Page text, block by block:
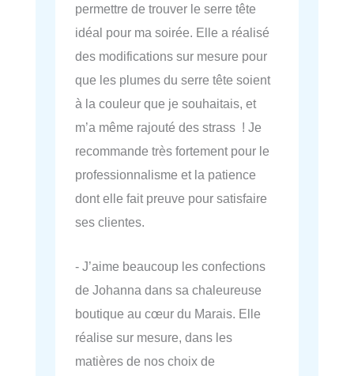
permettre de trouver le serre tête
idéal pour ma soirée. Elle a réalisé
des modifications sur mesure pour
que les plumes du serre tête soient
à la couleur que je souhaitais, et
m’a même rajouté des strass ! Je
recommande très fortement pour le
professionnalisme et la patience
dont elle fait preuve pour satisfaire
ses clientes.
- J’aime beaucoup les confections
de Johanna dans sa chaleureuse
boutique au cœur du Marais. Elle
réalise sur mesure, dans les
matières de nos choix de